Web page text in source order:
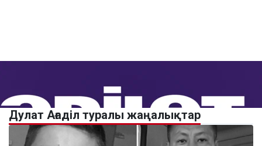
Дулат Ағаділ туралы жаңалықтар